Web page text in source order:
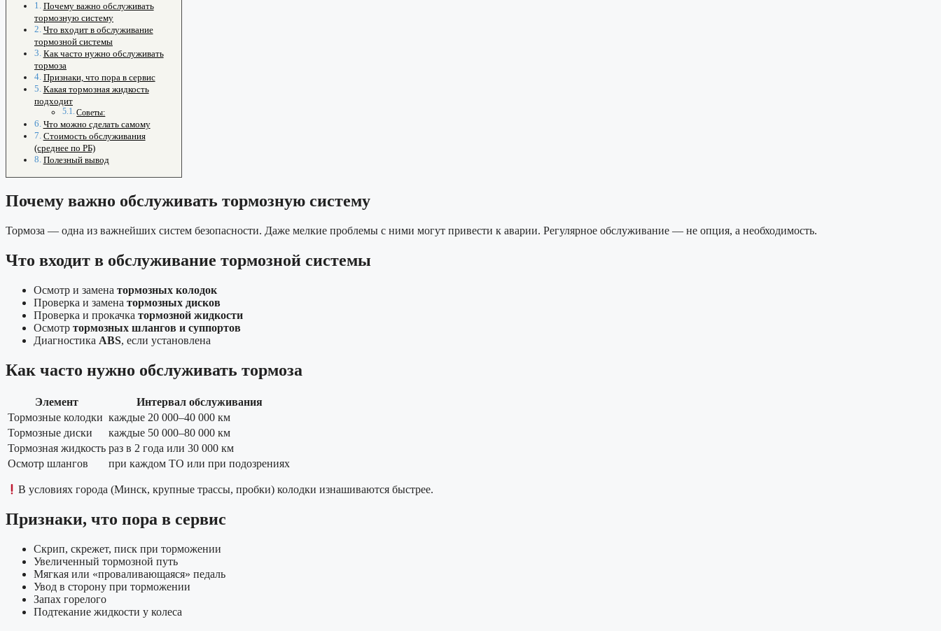
Почему важно обслуживать
тормозную систему
Что входит в обслуживание
тормозной системы
Как часто нужно обслуживать
тормоза
Признаки, что пора в сервис
Какая тормозная жидкость
подходит
Советы:
Что можно сделать самому
Стоимость обслуживания
(среднее по РБ)
Полезный вывод
Почему важно обслуживать тормозную систему
Тормоза — одна из важнейших систем безопасности. Даже мелкие проблемы с ними могут привести к аварии. Регулярное обслуживание — не опция, а необходимость.
Что входит в обслуживание тормозной системы
Осмотр и замена тормозных колодок
Проверка и замена тормозных дисков
Проверка и прокачка тормозной жидкости
Осмотр тормозных шлангов и суппортов
Диагностика ABS, если установлена
Как часто нужно обслуживать тормоза
Элемент
Интервал обслуживания
Тормозные колодки каждые 20 000–40 000 км
Тормозные диски
каждые 50 000–80 000 км
Тормозная жидкость раз в 2 года или 30 000 км
Осмотр шлангов
при каждом ТО или при подозрениях
В условиях города (Минск, крупные трассы, пробки) колодки изнашиваются быстрее.
Признаки, что пора в сервис
Скрип, скрежет, писк при торможении
Увеличенный тормозной путь
Мягкая или «проваливающаяся» педаль
Увод в сторону при торможении
Запах горелого
Подтекание жидкости у колеса